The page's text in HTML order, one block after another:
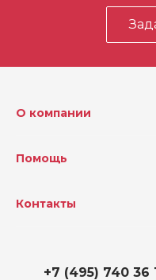
О компании
Помощь
Контакты
+7 (495) 740 36